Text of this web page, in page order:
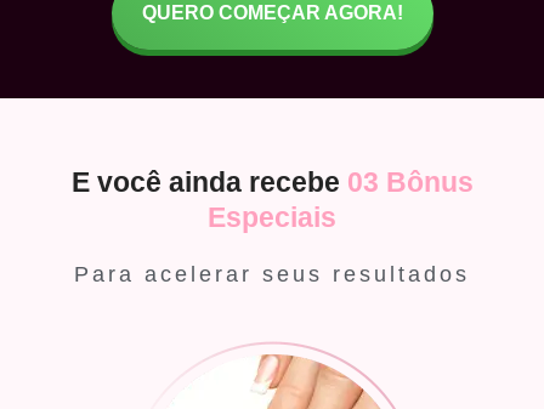
QUERO COMEÇAR AGORA!
E você ainda recebe 03 Bônus
Especiais
Para acelerar seus resultados